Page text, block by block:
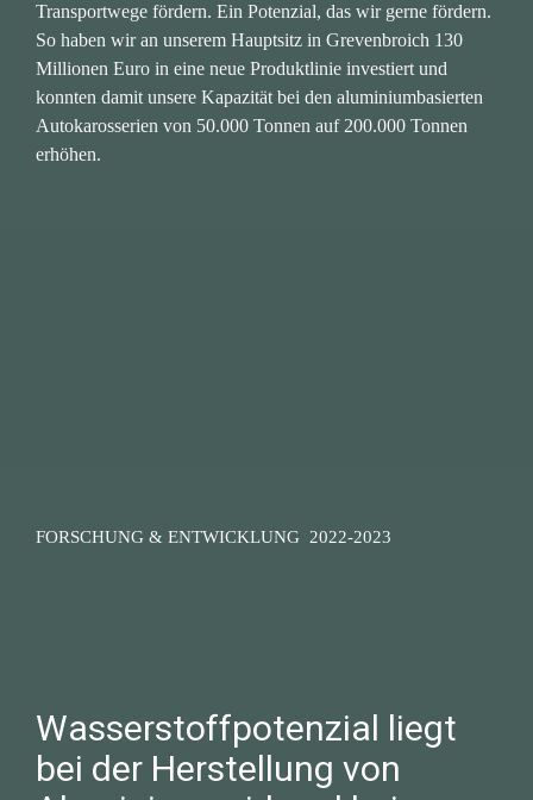
Transportwege fördern. Ein Potenzial, das wir gerne fördern.
So haben wir an unserem Hauptsitz in Grevenbroich 130
Millionen Euro in eine neue Produktlinie investiert und
konnten damit unsere Kapazität bei den aluminiumbasierten
Autokarosserien von 50.000 Tonnen auf 200.000 Tonnen
erhöhen.
FORSCHUNG & ENTWICKLUNG  2022-2023
Wasserstoffpotenzial liegt
bei der Herstellung von